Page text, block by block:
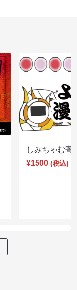
しみちゃむ
¥1500 (税込)